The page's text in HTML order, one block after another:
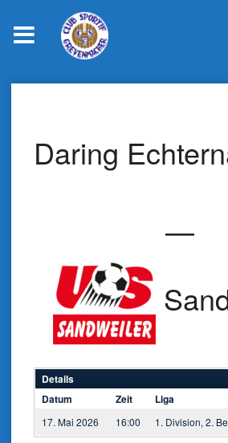
Daring
—
Details
Datum
Zeit Liga
17. Mai 2026 16:00 1. Division, 2.